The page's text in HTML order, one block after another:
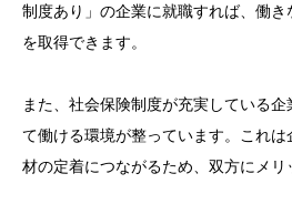
制度あり」の企業に就職すれば、働
を取得できます。
また、社会保険制度が充実している
て働ける環境が整っています。これは
材の定着につながるため、双方にメリ